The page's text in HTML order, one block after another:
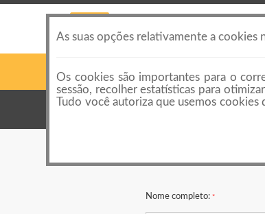
Categorias
Nome completo: *
As suas opções relativamente a cookies
Os cookies são importantes para o
sessão, recolher estatísticas para
Tudo você autoriza que usemos